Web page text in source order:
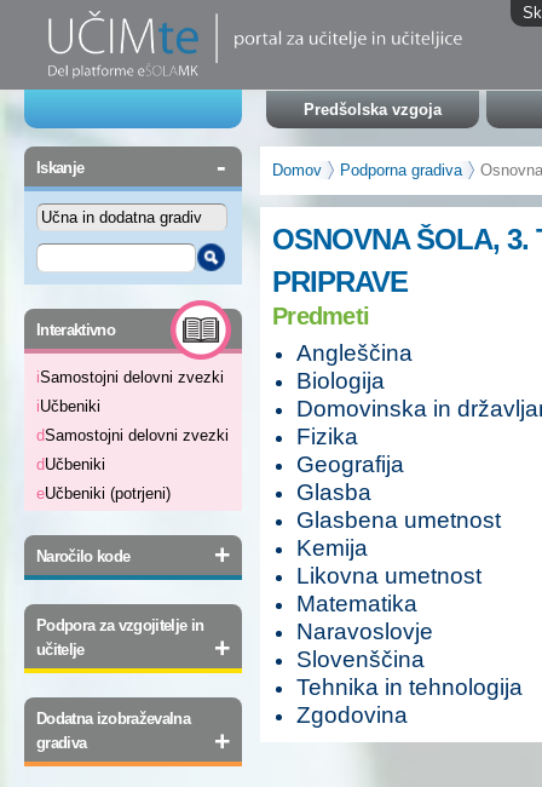
Predšolska vzgoja
Iskanje -
Interaktivno -
iSamostojni delovni zvezki
iUčbeniki
dSamostojni delovni zvezki
dUčbeniki
eUčbeniki (potrjeni)
Naročilo kode +
Podpora za vzgojitelje in
učitelje
+
Dodatna izobraževalna
gradiva
+
Domov Podporna gradiva
OSNOVNA ŠOLA, 3.
PRIPRAVE
Predmeti
Angleščina
Biologija
Domovinska in
Fizika
Geografija
Glasba
Glasbena umetnost
Kemija
Likovna umetnost
Matematika
Naravoslovje
Slovenščina
Tehnika in tehnologija
Zgodovina